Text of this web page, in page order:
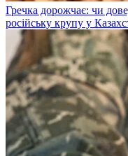
Гречка дорожчає: чи
російську крупу у